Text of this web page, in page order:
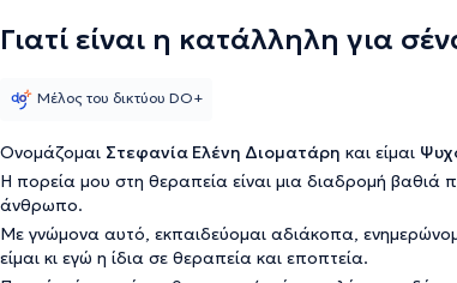
Γιατί είναι η κατάλληλη για
Ονομάζομαι Στεφανία Ελένη Διοματάρη και είμαι
Η πορεία μου στη θεραπεία είναι μια διαδρομή
άνθρωπο.
Με γνώμονα αυτό, εκπαιδεύομαι αδιάκοπα,
είμαι κι εγώ η ίδια σε θεραπεία και εποπτεία.
Μέλος του δικτύου DO+